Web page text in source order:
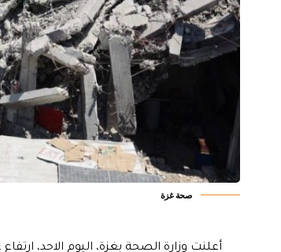
صحة غزة
أعلنت وزارة الصحة بغزة، اليوم الاحد، ارتفاع عدد ضحايا